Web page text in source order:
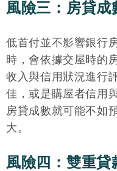
風險三：房貸
低首付並不影響銀行
時，會依據交屋時的
收入與信用狀況進行
佳，或是購屋者信用
房貸成數就可能不如
大。
風險四：雙重